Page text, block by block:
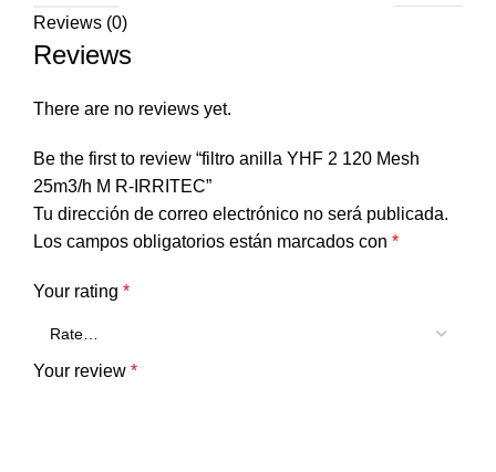
Reviews (0)
Reviews
There are no reviews yet.
Be the first to review “filtro anilla YHF 2 120 Mesh
25m3/h M R-IRRITEC”
Tu dirección de correo electrónico no será publicada.
Los campos obligatorios están marcados con *
Your rating *
Your review *